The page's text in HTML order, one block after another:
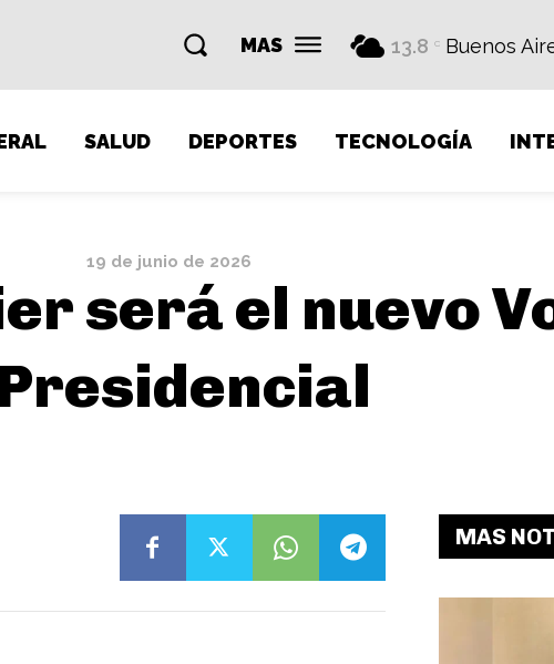
MAS 13.8 C Buenos
SALUD DEPORTES TECNOLOGÍA
19 de junio de 2026
será el nuevo
MAS